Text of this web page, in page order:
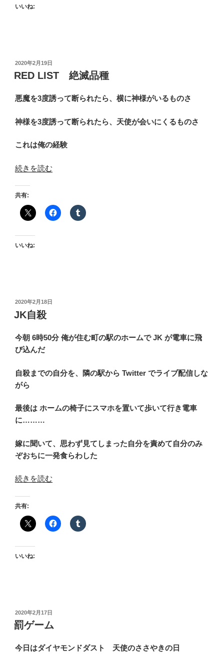
いいね:
投
稿
日:
2020年2月19日
RED LIST 絶滅品種
悪魔を3度誘って断られたら、横に神様がいるものさ
神様を3度誘って断られたら、天使が会いにくるものさ
これは俺の経験
“RED
絶
品
続きを読む
共有:
いいね:
投
稿
日:
2020年2月18日
JK自殺
今朝 6時50分 俺が住む町の駅のホームで JK が電車に飛
び込んだ
自殺までの自分を、隣の駅から Twitter でライブ配信しな
がら
最後は ホームの椅子にスマホを置いて歩いて行き電車
に………
嫁に聞いて、思わず見てしまった自分を責めて自分のみ
ぞおちに一発食らわした
“JK
殺”
続きを読む
共有:
いいね:
投
稿
日:
2020年2月17日
罰ゲーム
今日はダイヤモンドダスト 天使のささやきの日